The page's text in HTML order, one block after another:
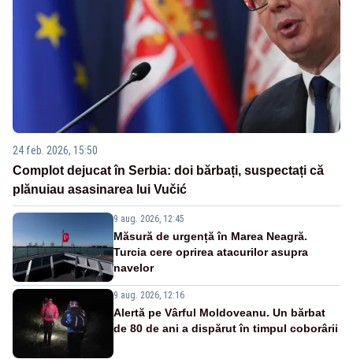
24 feb. 2026, 15:50
Complot dejucat în Serbia: doi bărbați, suspectați că
plănuiau asasinarea lui Vučić
9 aug. 2026, 12:45
Măsură de urgență în Marea Neagră.
Turcia cere oprirea atacurilor asupra
navelor
9 aug. 2026, 12:16
Alertă pe Vârful Moldoveanu. Un bărbat
de 80 de ani a dispărut în timpul coborârii